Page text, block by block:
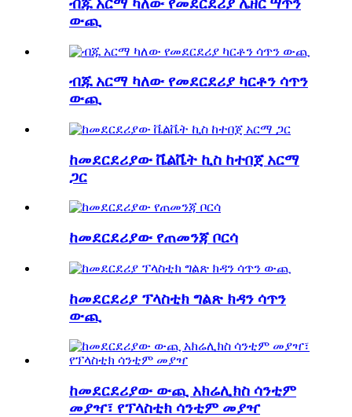
ብጁ አርማ ካለው የመደርደሪያ ሌዘር ሣጥን
ውጪ
ብጁ አርማ ካለው የመደርደሪያ ካርቶን ሳጥን
ውጪ
ከመደርደሪያው ቬልቬት ኪስ ከተበጀ አርማ
ጋር
ከመደርደሪያው የጠመንጃ ቦርሳ
ከመደርደሪያ ፕላስቲክ ግልጽ ክዳን ሳጥን
ውጪ
ከመደርደሪያው ውጪ አክሬሊክስ ሳንቲም
መያዣ፣ የፕላስቲክ ሳንቲም መያዣ